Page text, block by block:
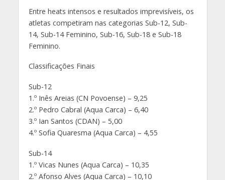
Entre heats intensos e resultados imprevisíveis, os
atletas competiram nas categorias Sub-12, Sub-
14, Sub-14 Feminino, Sub-16, Sub-18 e Sub-18
Feminino.
Classificações Finais
Sub-12
1.º Inês Areias (CN Povoense) – 9,25
2.º Pedro Cabral (Aqua Carca) – 6,40
3.º Ian Santos (CDAN) – 5,00
4.º Sofia Quaresma (Aqua Carca) – 4,55
Sub-14
1.º Vicas Nunes (Aqua Carca) – 10,35
2.º Afonso Alves (Aqua Carca) – 10,10